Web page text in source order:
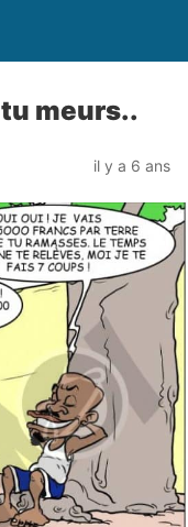
meurs..
il y a 6 ans